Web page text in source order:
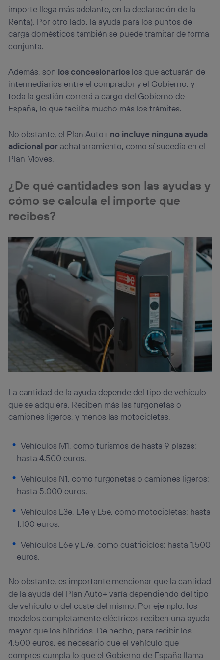
importe llega más adelante, en la declaración de la
Renta). Por otro lado, la ayuda para los puntos de
carga domésticos también se puede tramitar de forma
conjunta.
Además, son los concesionarios los que actuarán de
intermediarios entre el comprador y el Gobierno, y
toda la gestión correrá a cargo del Gobierno de
España, lo que facilita mucho más los trámites.
No obstante, el Plan Auto+ no incluye ninguna ayuda
adicional por achatarramiento, como sí sucedía en el
Plan Moves.
¿De qué cantidades son las ayudas y
cómo se calcula el importe que
recibes?
La cantidad de la ayuda depende del tipo de vehículo
que se adquiera. Reciben más las furgonetas o
camiones ligeros, y menos las motocicletas.
Vehículos M1, como turismos de hasta 9 plazas:
hasta 4.500 euros.
Vehículos N1, como furgonetas o camiones ligeros:
hasta 5.000 euros.
Vehículos L3e, L4e y L5e, como motocicletas: hasta
1.100 euros.
Vehículos L6e y L7e, como cuatriciclos: hasta 1.500
euros.
No obstante, es importante mencionar que la cantidad
de la ayuda del Plan Auto+ varía dependiendo del tipo
de vehículo o del coste del mismo. Por ejemplo, los
modelos completamente eléctricos reciben una ayuda
mayor que los híbridos. De hecho, para recibir los
4.500 euros, es necesario que el vehículo que
compres cumpla lo que el Gobierno de España llama